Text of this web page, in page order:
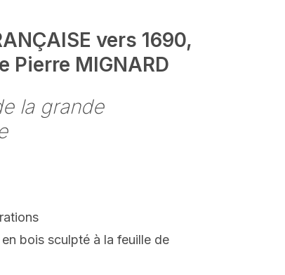
vers 1690,
Pierre MIGNARD
la grande
bois sculpté à la feuille de